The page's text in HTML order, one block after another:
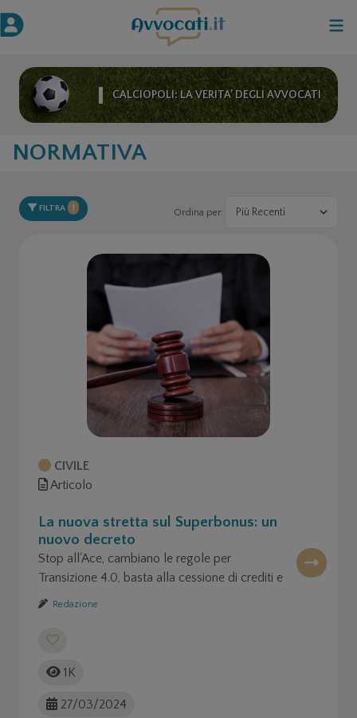
CALCIOPOLI: LA VERITA’ DEGLI AVVOCATI
NORMATIVA
FILTRA 1 Ordina per:
CIVILE
Articolo
La nuova stretta sul Superbonus: un
nuovo decreto
Stop all'Ace, cambiano le regole per
Transizione 4.0, basta alla cessione di crediti e
alla remissione in bonis
Redazione
1K
27/03/2024